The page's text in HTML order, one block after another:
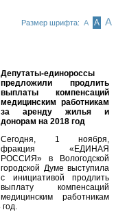
Размер шрифта: А А А
Депутаты-единороссы
предложили продлить
выплаты компенсаций
медицинским работникам
за аренду жилья и
донорам на 2018 год
Сегодня, 1 ноября,
фракция «ЕДИНАЯ
РОССИЯ» в Вологодской
городской Думе выступила
с инициативой продлить
выплату компенсаций
медицинским работникам